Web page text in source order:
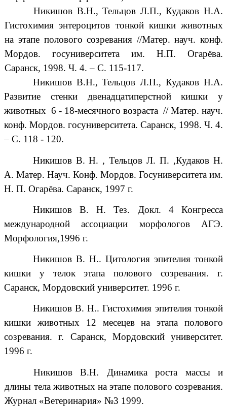
Никишов В.Н., Тельцов Л.П., Кудаков Н.А.
Гистохимия энтероцитов тонкой кишки животных
на этапе полового созревания //Матер. науч. конф.
Мордов. госуниверситета им. Н.П. Огарёва.
Саранск, 1998. Ч. 4. – С. 115-117.
Никишов В.Н., Тельцов Л.П., Кудаков Н.А.
Развитие стенки двенадцатиперстной кишки у
животных 6 - 18-месячного возраста // Матер. науч.
конф. Мордов. госуниверситета. Саранск, 1998. Ч. 4.
– С. 118 - 120.
Никишов В. Н. , Тельцов Л. П. ,Кудаков Н.
А. Матер. Науч. Конф. Мордов. Госуниверситета им.
Н. П. Огарёва. Саранск, 1997 г.
Никишов В. Н. Тез. Докл. 4 Конгресса
международной ассоциации морфологов АГЭ.
Морфология,1996 г.
Никишов В. Н.. Цитология эпителия тонкой
кишки у телок этапа полового созревания. г.
Саранск, Мордовский университет. 1996 г.
Никишов В. Н.. Гистохимия эпителия тонкой
кишки животных 12 месецев на этапа полового
созревания. г. Саранск, Мордовский университет.
1996 г.
Никишов В.Н. Динамика роста массы и
длины тела животных на этапе полового созревания.
Журнал «Ветеринария» №3 1999.